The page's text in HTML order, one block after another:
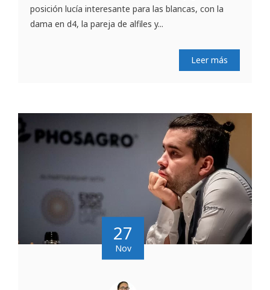
posición lucía interesante para las blancas, con la
dama en d4, la pareja de alfiles y...
Leer más
27
Nov